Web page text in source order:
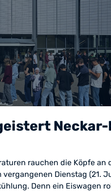
rauchen die Köpfe an
vergangenen Dienstag (21.
Denn ein Eiswagen